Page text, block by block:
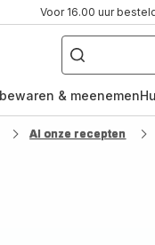
Voor 16.00 uur
Waar
ben
naar
& meenemen
Al onze recepten